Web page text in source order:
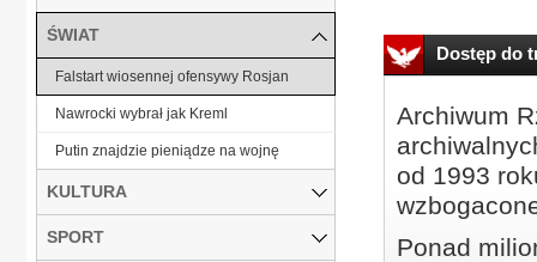
Dostęp do
Archiwum
od 1993
Ponad
ŚWIAT
Falstart wiosennej ofensywy Rosjan
Nawrocki wybrał jak Kreml
Putin znajdzie pieniądze na wojnę
KULTURA
SPORT